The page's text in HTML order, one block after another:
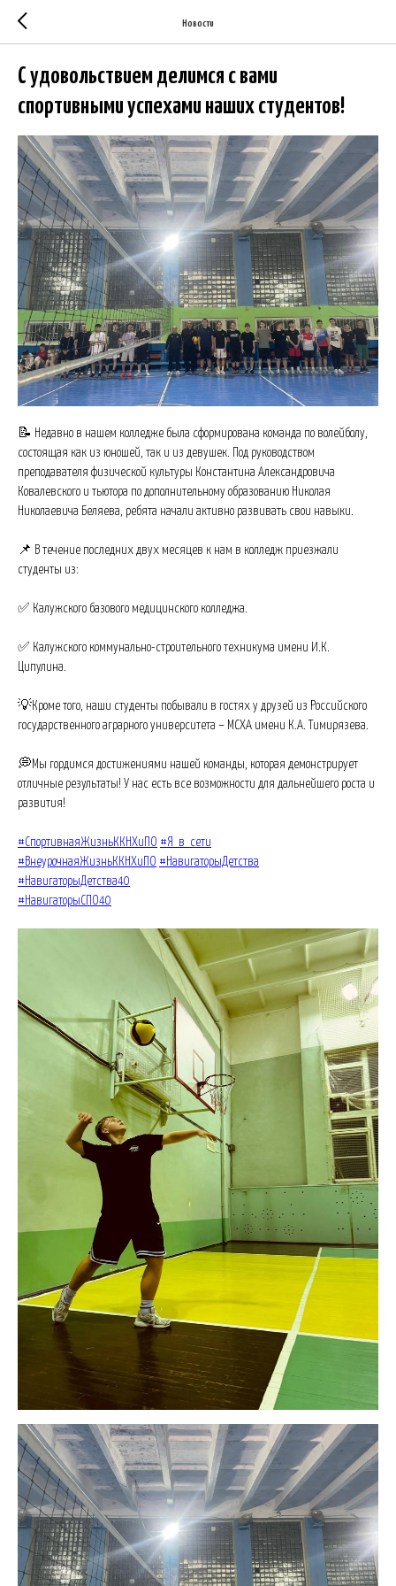
Новости
С удовольствием делимся с вами
спортивными успехами наших студентов!
📝 Недавно в нашем колледже была сформирована команда по волейболу,
состоящая как из юношей, так и из девушек. Под руководством
преподавателя физической культуры Константина Александровича
Ковалевского и тьютора по дополнительному образованию Николая
Николаевича Беляева, ребята начали активно развивать свои навыки.
📌 В течение последних двух месяцев к нам в колледж приезжали
студенты из:
✅ Калужского базового медицинского колледжа.
✅ Калужского коммунально-строительного техникума имени И.К.
Ципулина.
💡Кроме того, наши студенты побывали в гостях у друзей из Российского
государственного аграрного университета – МСХА имени К.А. Тимирязева.
💭Мы гордимся достижениями нашей команды, которая демонстрирует
отличные результаты! У нас есть все возможности для дальнейшего роста и
развития!
#СпортивнаяЖизньККНХиПО #Я_в_сети
#ВнеурочнаяЖизньККНХиПО #НавигаторыДетства
#НавигаторыДетства40
#НавигаторыСПО40